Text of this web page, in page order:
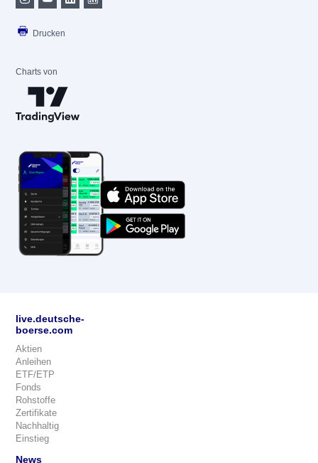
Drucken
Charts von
live.deutsche-
boerse.com
Aktien
Anleihen
ETF/ETP
Fonds
Rohstoffe
Zertifikate
Nachhaltig
Einstieg
News